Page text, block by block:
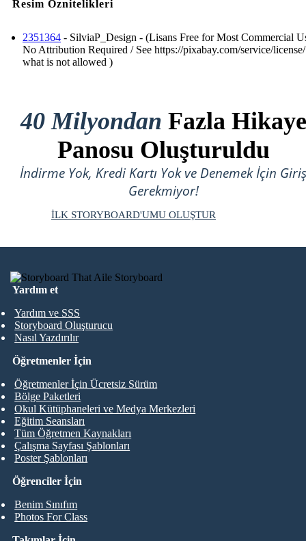
Resim Öznitelikleri
2351364 - SilviaP_Design - (Lisans Free for Most Commercial
No Attribution Required / See https://pixabay.com/service/
what is not allowed )
40 Milyondan Fazla Hikaye
Panosu Oluşturuldu
İndirme Yok, Kredi Kartı Yok ve Denemek İçin Giriş
Gerekmiyor!
İLK STORYBOARD'UMU OLUŞTUR
Yardım et
Yardım ve SSS
Storyboard Oluşturucu
Nasıl Yazdırılır
Öğrenciler İçin
Benim Sınıfım
Photos For Class
Öğretmenler İçin
Öğretmenler İçin Ücretsiz Sürüm
Bölge Paketleri
Okul Kütüphaneleri ve Medya Merkezleri
Eğitim Seansları
Tüm Öğretmen Kaynakları
Çalışma Sayfası Şablonları
Poster Şablonları